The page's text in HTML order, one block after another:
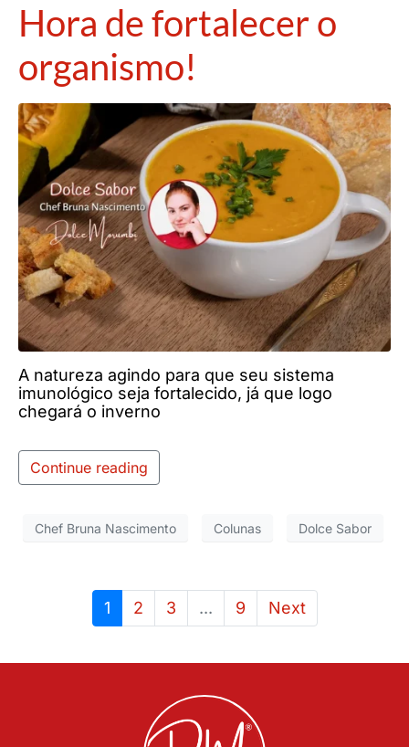
Hora de fortalecer o
organismo!
A natureza agindo para que seu sistema
imunológico seja fortalecido, já que logo
chegará o inverno
Continue reading
Chef Bruna Nascimento Colunas Dolce Sabor
1 2 3 ... 9 Next